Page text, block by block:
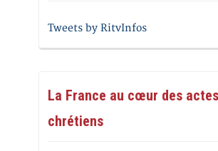
Tweets by RitvInfos
La France au cœur des
chrétiens